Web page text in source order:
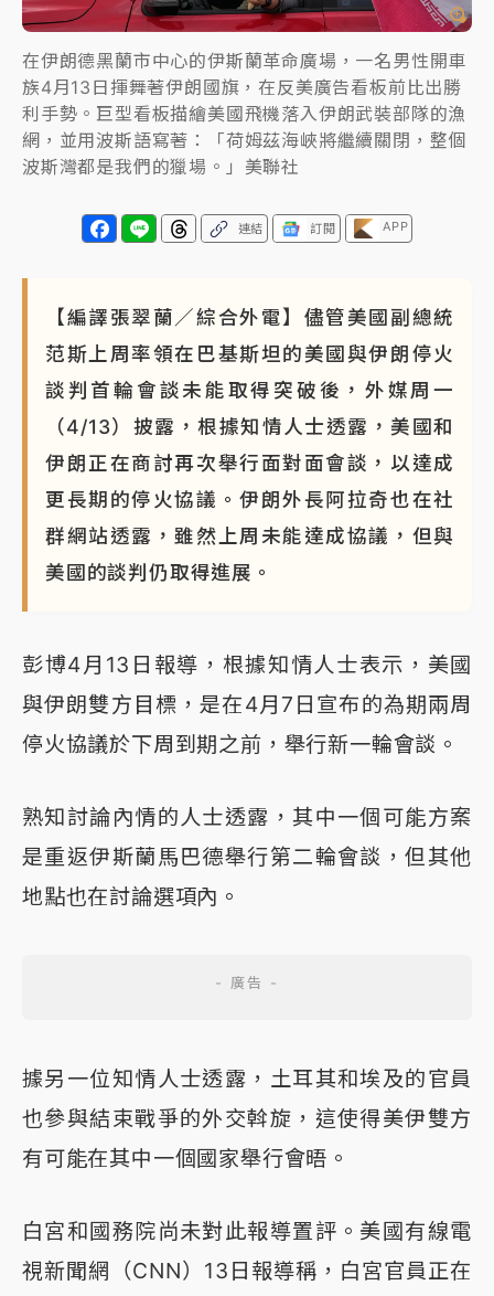
在伊朗德黑蘭市中心的伊斯蘭革命廣場，一名男性開車
族4月13日揮舞著伊朗國旗，在反美廣告看板前比出勝
利手勢。巨型看板描繪美國飛機落入伊朗武裝部隊的漁
網，並用波斯語寫著：「荷姆茲海峽將繼續關閉，整個
波斯灣都是我們的獵場。」美聯社
連結 訂閱 APP
【編譯張翠蘭／綜合外電】儘管美國副總統
范斯上周率領在巴基斯坦的美國與伊朗停火
談判首輪會談未能取得突破後，外媒周一
（4/13）披露，根據知情人士透露，美國和
伊朗正在商討再次舉行面對面會談，以達成
更長期的停火協議。伊朗外長阿拉奇也在社
群網站透露，雖然上周未能達成協議，但與
美國的談判仍取得進展。
彭博4月13日報導，根據知情人士表示，美國
與伊朗雙方目標，是在4月7日宣布的為期兩周
停火協議於下周到期之前，舉行新一輪會談。
熟知討論內情的人士透露，其中一個可能方案
是重返伊斯蘭馬巴德舉行第二輪會談，但其他
地點也在討論選項內。
據另一位知情人士透露，土耳其和埃及的官員
也參與結束戰爭的外交斡旋，這使得美伊雙方
有可能在其中一個國家舉行會晤。
白宮和國務院尚未對此報導置評。美國有線電
視新聞網（CNN）13日報導稱，白宮官員正在